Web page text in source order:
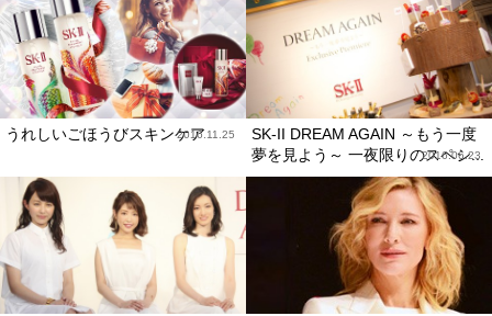
うれしいごほうびスキンケア2016.11.25
SK-II DREAM AGAIN ～もう一度
夢を見よう～ 一夜限りのスペシ...
2016.06.23